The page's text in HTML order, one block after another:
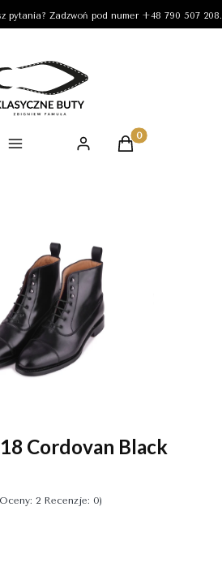
pytania? Zadzwoń pod numer +48 790 507 208.
Produkty w
Cordovan Black
2 Recenzje: 0)